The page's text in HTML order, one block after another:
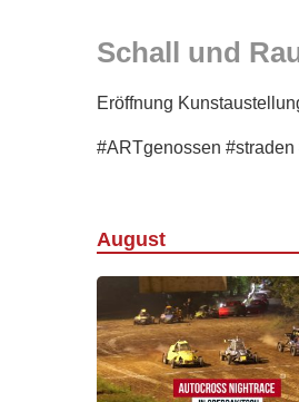
Schall und
Eröffnung
#ARTgenossen
August